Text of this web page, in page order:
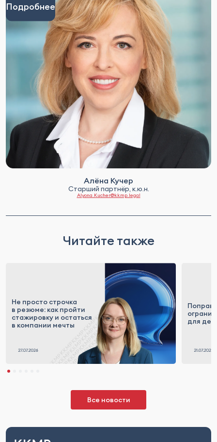
Подробнее
Алёна Кучер
Старший партнёр, к.ю.н.
Alyona.Kucher@kkmp.legal
Читайте также
Не просто строчка
в резюме: как пройти
стажировку и остаться
в компании мечты
для
Все новости